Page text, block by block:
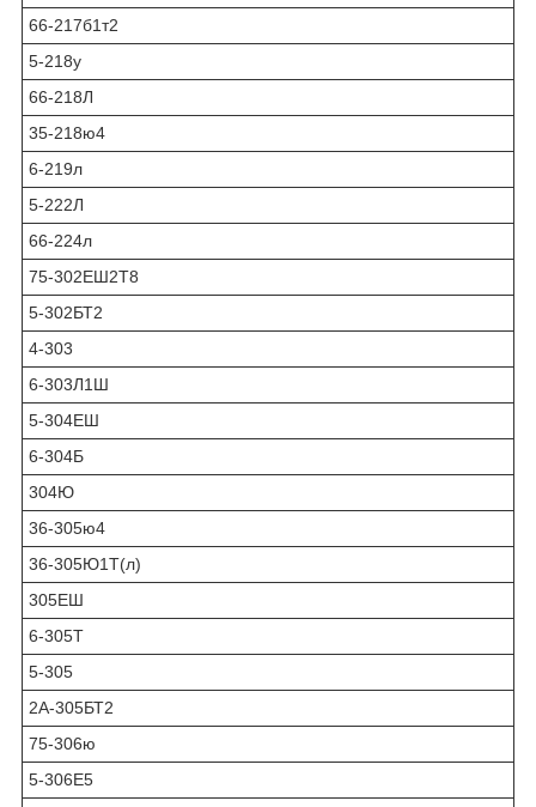
66-217б1т2
5-218у
66-218Л
35-218ю4
6-219л
5-222Л
66-224л
75-302ЕШ2Т8
5-302БТ2
4-303
6-303Л1Ш
5-304ЕШ
6-304Б
304Ю
36-305ю4
36-305Ю1Т(л)
305ЕШ
6-305Т
5-305
2А-305БТ2
75-306ю
5-306Е5